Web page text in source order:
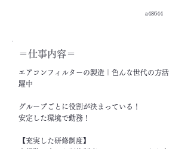
a48644
＝​仕事内容＝
エアコンフィルターの製造｜色んな世代の方活
躍中
グループごとに役割が決まっている！
安定した環境で勤務！
【充実した研修制度】